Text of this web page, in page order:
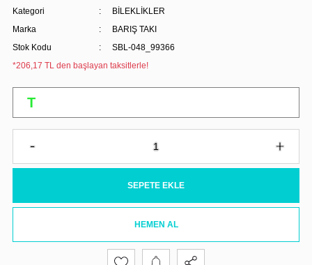
Kategori
BİLEKLİKLER
Marka
BARIŞ TAKI
Stok Kodu
SBL-048_99366
*206,17 TL den başlayan taksitlerle!
SEPETE EKLE
HEMEN AL